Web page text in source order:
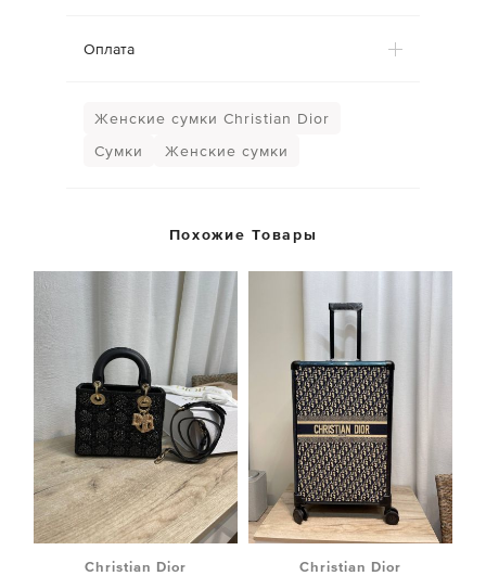
Оплата
Женские сумки Christian Dior
Сумки
Женские сумки
Похожие Товары
Christian Dior Christian Dior